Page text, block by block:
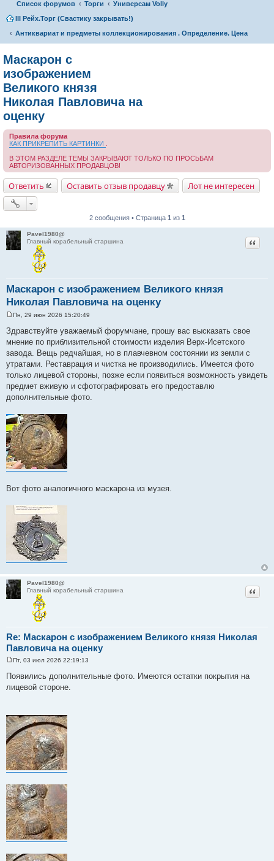
Список форумов Торги
Универсам Volly
III Рейх.Торг (Свастику закрывать!)
Антиквариат и предметы коллекционирования . Определение. Цена
Маскарон с
изображением
Великого князя
Николая Павловича на
оценку
Правила форума
КАК ПРИКРЕПИТЬ КАРТИНКИ
В ЭТОМ РАЗДЕЛЕ ТЕМЫ ЗАКРЫВАЮТ ТОЛЬКО ПО ПРОСЬБАМ
АВТОРИЗОВАННЫХ ПРОДАВЦОВ!
Ответить Оставить отзыв продавцу Лот не интересен
2 сообщения • Страница 1 из 1
Pavel1980@
Главный корабельный старшина
Маскарон с изображением Великого князя
Николая Павловича на оценку
о
б
е
н
е
Пн, 29 июн 2026 15:20:49
Здравствуйте уважаемый форумчане, прошу вас высказать свое
мнение по приблизительной стоимости изделия Верх-Исетского
завода. Вещь редчайшая, но в плавчевном состоянии из земли с
утратами. Реставрация и чистка не производились. Имеется фото
только лицевой стороны, позже если появиться возможность увидеть
предмет вживую и сфотографировать его предоставлю
дополнительные фото.
Вот фото аналогичного маскарона из музея.
Pavel1980@
Главный корабельный старшина
Re: Маскарон с изображением Великого князя Николая
Павловича на оценку
о
б
и
е
Пт, 03 июл 2026 22:19:13
Появились дополнительные фото. Имеются остатки покрытия на
лицевой стороне.